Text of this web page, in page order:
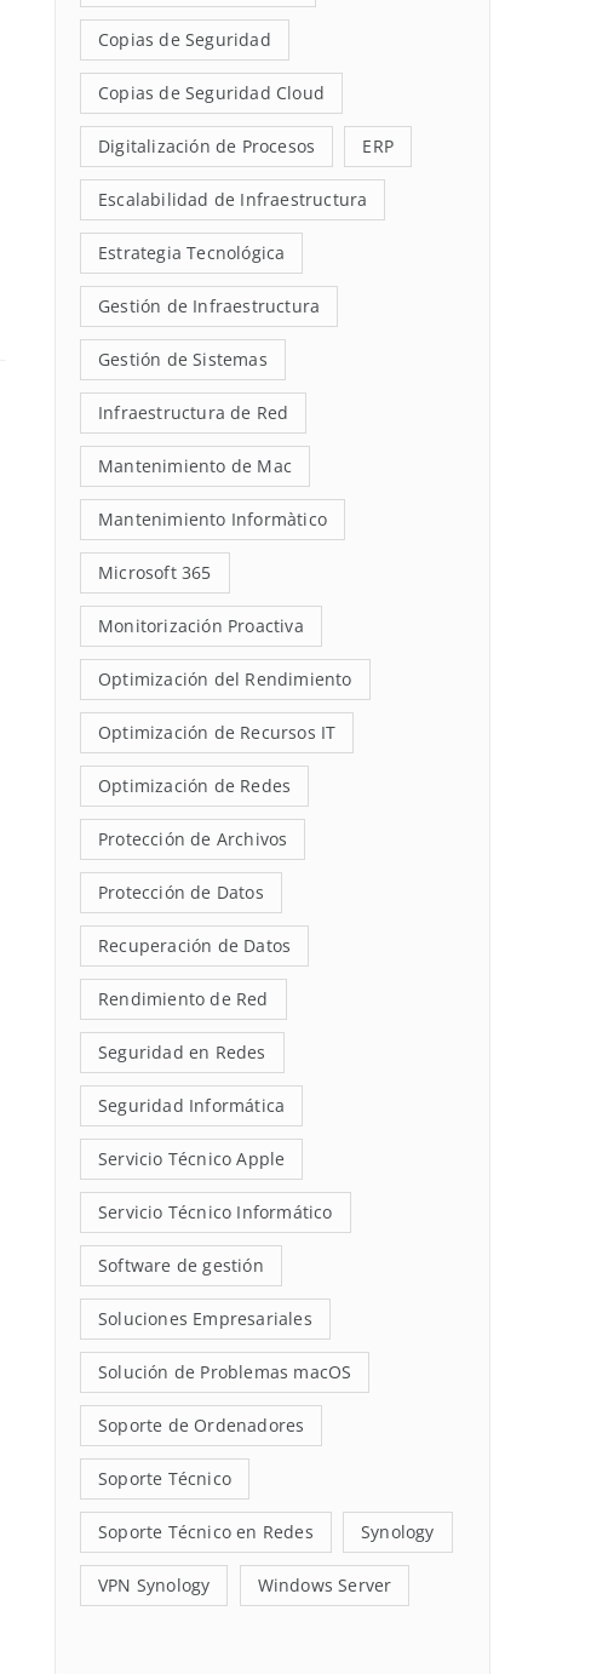
Copias de Seguridad
Copias de Seguridad Cloud
Digitalización de Procesos ERP
Escalabilidad de Infraestructura
Estrategia Tecnológica
Gestión de Infraestructura
Gestión de Sistemas
Infraestructura de Red
Mantenimiento de Mac
Mantenimiento Informàtico
Microsoft 365
Monitorización Proactiva
Optimización del Rendimiento
Optimización de Recursos IT
Optimización de Redes
Protección de Archivos
Protección de Datos
Recuperación de Datos
Rendimiento de Red
Seguridad en Redes
Seguridad Informática
Servicio Técnico Apple
Servicio Técnico Informático
Software de gestión
Soluciones Empresariales
Solución de Problemas macOS
Soporte de Ordenadores
Soporte Técnico
Soporte Técnico en Redes Synology
VPN Synology Windows Server